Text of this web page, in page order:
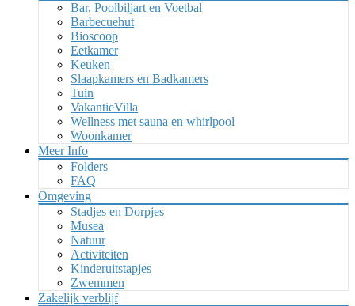
Bar, Poolbiljart en Voetbal
Barbecuehut
Bioscoop
Eetkamer
Keuken
Slaapkamers en Badkamers
Tuin
VakantieVilla
Wellness met sauna en whirlpool
Woonkamer
Meer Info
Folders
FAQ
Omgeving
Stadjes en Dorpjes
Musea
Natuur
Activiteiten
Kinderuitstapjes
Zwemmen
Zakelijk verblijf